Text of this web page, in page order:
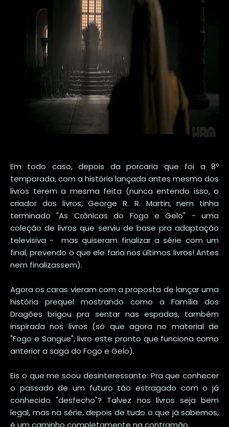
Em todo caso, depois da porcaria que foi a 8º
temporada, com a história lançada antes mesmo dos
livros terem a mesma feita (nunca entendo isso, o
criador dos livros, George R. R. Martin, nem tinha
terminado "As Crônicas do Fogo e Gelo" - uma
coleção de livros que serviu de base pra adaptação
televisiva - mas quiseram finalizar a série com um
final, prevendo o que ele faria nos últimos livros! Antes
nem finalizassem).
Agora os caras vieram com a proposta de lançar uma
história prequel mostrando como a Família dos
Dragões brigou pra sentar nas espadas, também
inspirada nos livros (só que agora no material de
"Fogo e Sangue", livro este pronto que funciona como
anterior a saga do Fogo e Gelo).
Eis o que me soou desinteressante: Pra que conhecer
o passado de um futuro tão estragado com o já
conhecido "desfecho"? Talvez nos livros seja bem
legal, mas na série, depois de tudo o que já sabemos,
é um caminho completamente na contramão.